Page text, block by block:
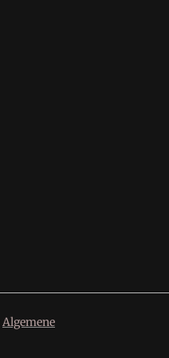
Algemene